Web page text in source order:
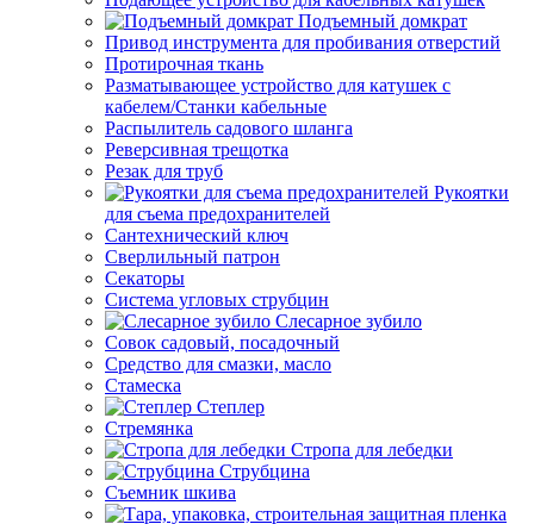
Подъемный домкрат
Привод инструмента для пробивания отверстий
Протирочная ткань
Разматывающее устройство для катушек с
кабелем/Станки кабельные
Распылитель садового шланга
Реверсивная трещотка
Резак для труб
Рукоятки
для съема предохранителей
Сантехнический ключ
Сверлильный патрон
Секаторы
Система угловых струбцин
Слесарное зубило
Совок садовый, посадочный
Средство для смазки, масло
Стамеска
Степлер
Стремянка
Стропа для лебедки
Струбцина
Съемник шкива